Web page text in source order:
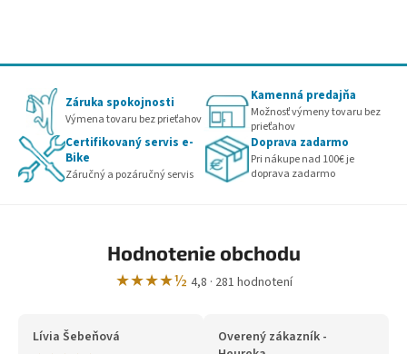
Záruka spokojnosti
Výmena tovaru bez prieťahov
Kamenná predajňa
Možnosť výmeny tovaru bez
prieťahov
Certifikovaný servis e-
Bike
Záručný a pozáručný servis
Doprava zadarmo
Pri nákupe nad 100€ je
doprava zadarmo
Hodnotenie obchodu
★★★★½ 4,8 · 281 hodnotení
Lívia Šebeňová
Overený zákazník -